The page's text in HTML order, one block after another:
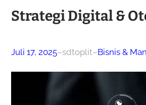
Strategi Digital &
Juli 17, 2025–sdtoplit–Bisnis &